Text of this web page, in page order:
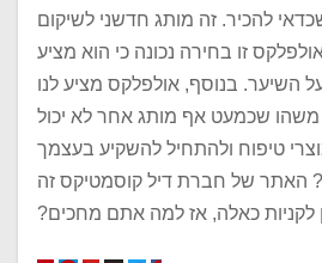
להכיר. זה מותג חדשני לשיקום
זו בחירה נכונה כי הוא מציע
השיער. בנוסף, אולפלקס מציע לנו
משהו שכמעט אף מותג אחר לא יכול
טיפוח ולהתחיל להשקיע בעצמך
האתר של חברת דיל קוסמטיקס זה
לקניות כאלה, אז למה אתם מחכים?